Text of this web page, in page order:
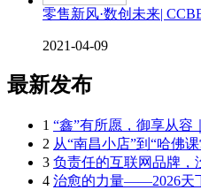
零售新风·数创未来|
2021-04-09
最新发布
1 “鑫”有所愿，御享从容
2 从“南昌小店”到“哈佛
3 负责任的互联网品牌，
4 治愈的力量——2026天